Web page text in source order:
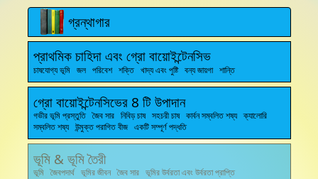
গ্রন্থাগার
প্রাথমিক চাহিদা এবং গ্রো বায়োইন্টেনসিভ
চাষযোগ্য ভূমি জল পরিবেশ শক্তি খাদ্য এবং পুষ্টি বন্য জায়গা শান্তি
গ্রো বায়োইন্টেনসিভের 8 টি উপাদান
গভীর ভূমি প্রস্তুতি জৈব সার নিবিড় চাষ সহচরী চাষ কার্বন সম্বলিত শষ্য ক্যালোরি
সম্বলিত শষ্য উন্মুক্ত পরাগিত বীজ একটি সম্পূর্ণ পদ্ধতি
ভূমি & ভূমি তৈরী
ভূমি জৈবপদার্থ ভূমির জীবন জৈব সার ভূমির উর্বরতা এবং উর্বরতা প্রাপ্তি